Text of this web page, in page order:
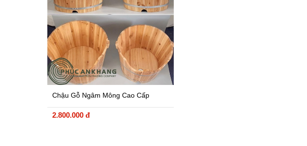
Chậu Gỗ Ngâm Mông Cao Cấp
2.800.000 đ